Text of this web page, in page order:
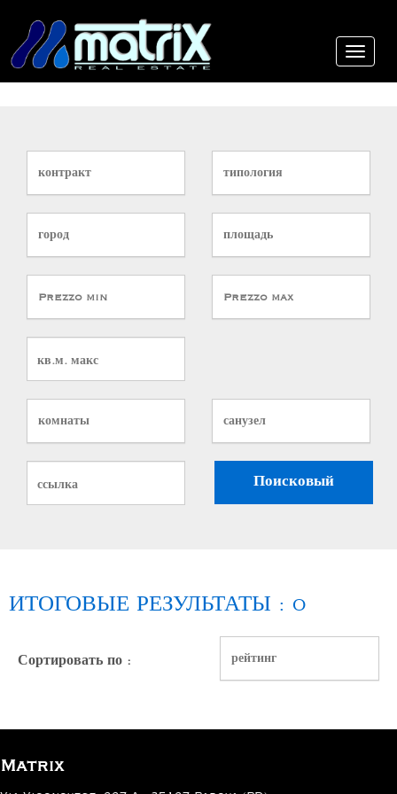
контракт типология
город площадь
Prezzo min Prezzo max
комнаты санузел
ИТОГОВЫЕ РЕЗУЛЬТАТЫ : 0
Сортировать по : рейтинг
Matrix